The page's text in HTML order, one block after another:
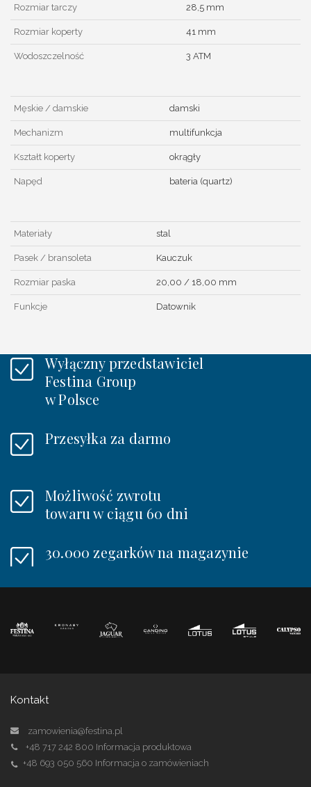
Rozmiar tarczy 28,5 mm
Rozmiar koperty 41 mm
Wodoszczelność 3 ATM
Męskie / damskie damski
Mechanizm multifunkcja
Kształt koperty okrągły
Napęd bateria (quartz)
Materiały stal
Pasek / bransoleta Kauczuk
Rozmiar paska 20,00 / 18,00 mm
Funkcje Datownik
Wyłączny przedstawiciel
Festina Group
w Polsce
Przesyłka za darmo
Możliwość zwrotu
towaru w ciągu 60 dni
30.000 zegarków na magazynie
Kontakt
zamowienia@festina.pl
+48 717 242 800 Informacja produktowa
+48 693 050 560 Informacja o zamówieniach